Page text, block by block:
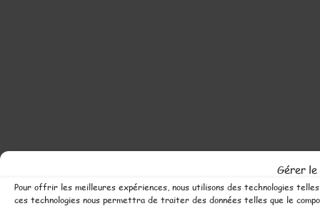
Gérer le
Pour offrir les meilleures expériences, nous utilisons des technologies
ces technologies nous permettra de traiter des données telles que le